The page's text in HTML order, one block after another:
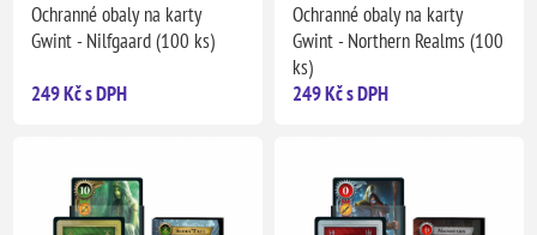
Ochranné obaly na karty
Gwint - Nilfgaard (100 ks)
249 Kč s DPH
Ochranné obaly na karty
Gwint - Northern Realms (100
ks)
249 Kč s DPH